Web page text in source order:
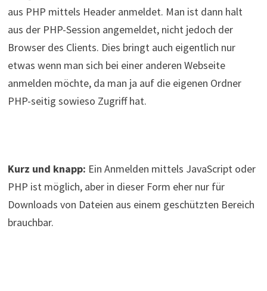
aus PHP mittels Header anmeldet. Man ist dann halt
aus der PHP-Session angemeldet, nicht jedoch der
Browser des Clients. Dies bringt auch eigentlich nur
etwas wenn man sich bei einer anderen Webseite
anmelden möchte, da man ja auf die eigenen Ordner
PHP-seitig sowieso Zugriff hat.
Kurz und knapp: Ein Anmelden mittels JavaScript oder
PHP ist möglich, aber in dieser Form eher nur für
Downloads von Dateien aus einem geschützten Bereich
brauchbar.